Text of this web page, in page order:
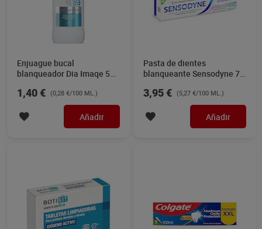
Enjuague bucal
blanqueador Dia Imaqe 500
1,40 € (0,28 €/100 ML.)
Añadir
Pasta de dientes
blanqueante Sensodyne 75
3,95 € (5,27 €/100 ML.)
Añadir